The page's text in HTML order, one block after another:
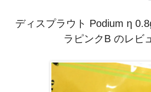
ディスプラウト Podium η
ラピンクB のレビ